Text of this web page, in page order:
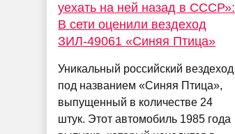
уехать на ней назад в СССР»:
В сети оценили вездеход
ЗИЛ-49061 «Синяя Птица»
Уникальный российский вездеход
под названием «Синяя Птица»,
выпущенный в количестве 24
штук. Этот автомобиль 1985 года